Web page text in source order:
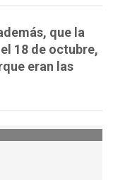
que la
18 de octubre,
eran las